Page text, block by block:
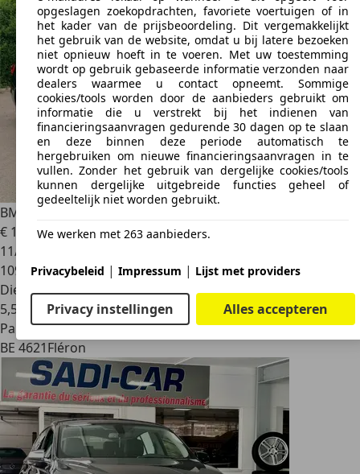
BMW 520
Gran Turismo 520 dA LUXURY
€ 17.950
11/2017
109.000 km
Diesel
5,5 l/100 km (comb.)
Particulier
BE 4621Fléron
opgeslagen zoekopdrachten, favoriete voertuigen of in
het kader van de prijsbeoordeling. Dit vergemakkelijkt
het gebruik van de website, omdat u bij latere bezoeken
niet opnieuw hoeft in te voeren. Met uw toestemming
wordt op gebruik gebaseerde informatie verzonden naar
dealers waarmee u contact opneemt. Sommige
cookies/tools worden door de aanbieders gebruikt om
informatie die u verstrekt bij het indienen van
financieringsaanvragen gedurende 30 dagen op te slaan
en deze binnen deze periode automatisch te
hergebruiken om nieuwe financieringsaanvragen in te
vullen. Zonder het gebruik van dergelijke cookies/tools
kunnen dergelijke uitgebreide functies geheel of
gedeeltelijk niet worden gebruikt.
We werken met 263 aanbieders.
Privacybeleid | Impressum | Lijst met providers
Privacy instellingen Alles accepteren